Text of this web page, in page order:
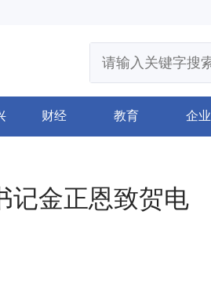
财经 教育 企业
记金正恩致贺电